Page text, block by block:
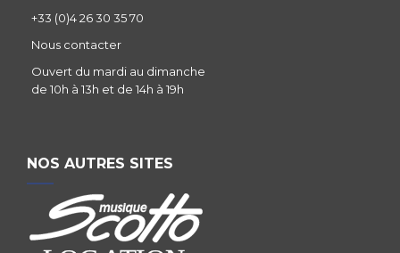
+33 (0)4 26 30 35 70
Nous contacter
Ouvert du mardi au dimanche
de 10h à 13h et de 14h à 19h
NOS AUTRES SITES